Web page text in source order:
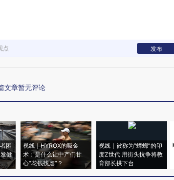
点 发布
文章暂无评论
困
健
视线｜HYROX的吸金
术：是什么让中产们甘
心“花钱找虐”？
视线｜被称为“蟑螂”的印
度Z世代 用街头抗争将教
育部长拱下台